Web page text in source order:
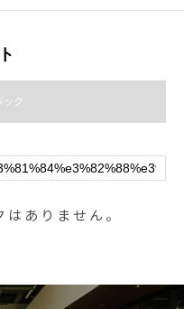
菓子もおすすめです。.
#h
#hausmatsue #松江カ
カフェ #松江旅行#島根
のスマホスタンドを生
性とデザインを兼ね備
業ならではのスマホス
業#おうち時間#haus #h
ク
ありません。